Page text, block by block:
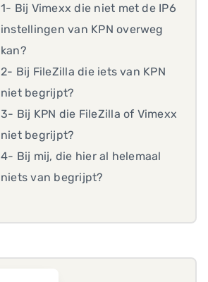
1- Bij Vimexx die niet met de IP6
instellingen van KPN overweg
kan?
2- Bij FileZilla die iets van KPN
niet begrijpt?
3- Bij KPN die FileZilla of Vimexx
niet begrijpt?
4- Bij mij, die hier al helemaal
niets van begrijpt?